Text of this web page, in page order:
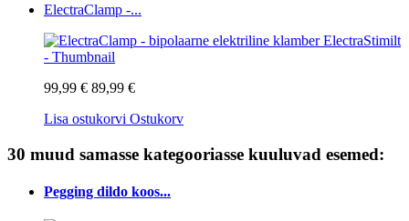
ElectraClamp -...
99,99 € 89,99 €
Lisa ostukorvi Ostukorv
30 muud samasse kategooriasse kuuluvad esemed:
Pegging dildo koos...